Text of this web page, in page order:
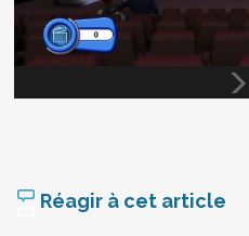
Réagir à cet article